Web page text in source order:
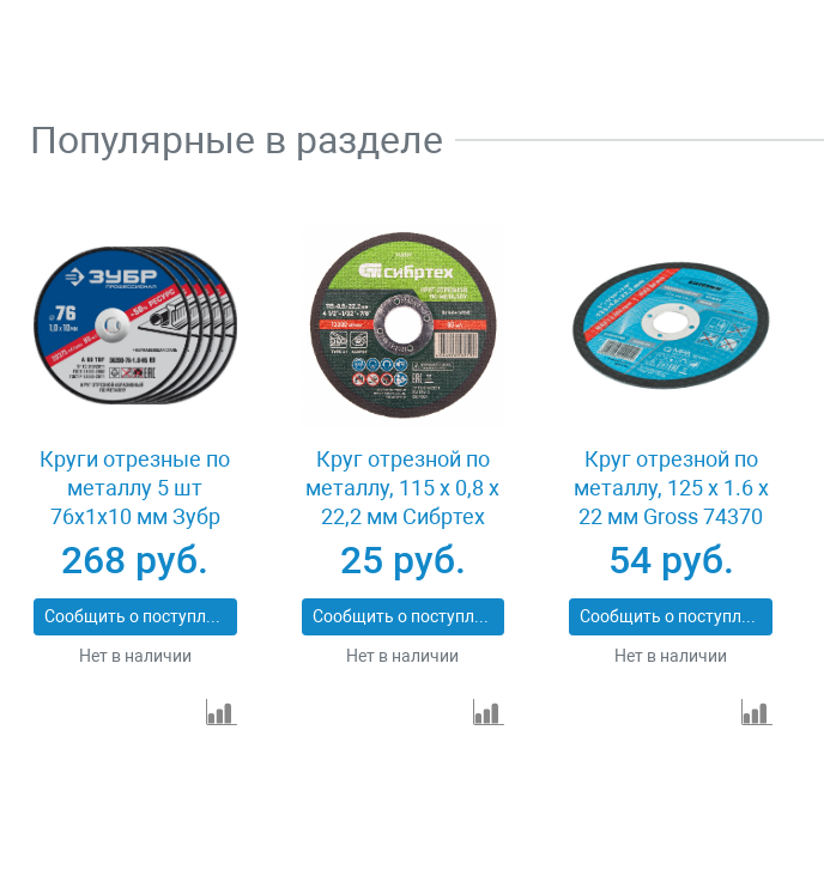
Популярные в разделе
Круги отрезные по
металлу 5 шт
76x1x10 мм Зубр
36200-76-1.0-H5_z03
268 руб.
Сообщить о поступлении
Нет в наличии
Круг отрезной по
металлу, 115 х 0,8 х
22,2 мм Сибртех
743307
25 руб.
Сообщить о поступлении
Нет в наличии
Круг отрезной по
металлу, 125 х 1.6 х
22 мм Gross 74370
54 руб.
Сообщить о поступлении
Нет в наличии